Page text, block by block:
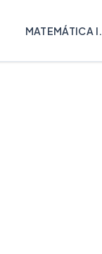
MATEMÁTICA I.